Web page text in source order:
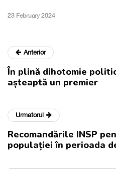
23 February 2024
Anterior
În plină dihotomie
așteaptă un premier
Urmatorul
Recomandările INSP
populației în perioada